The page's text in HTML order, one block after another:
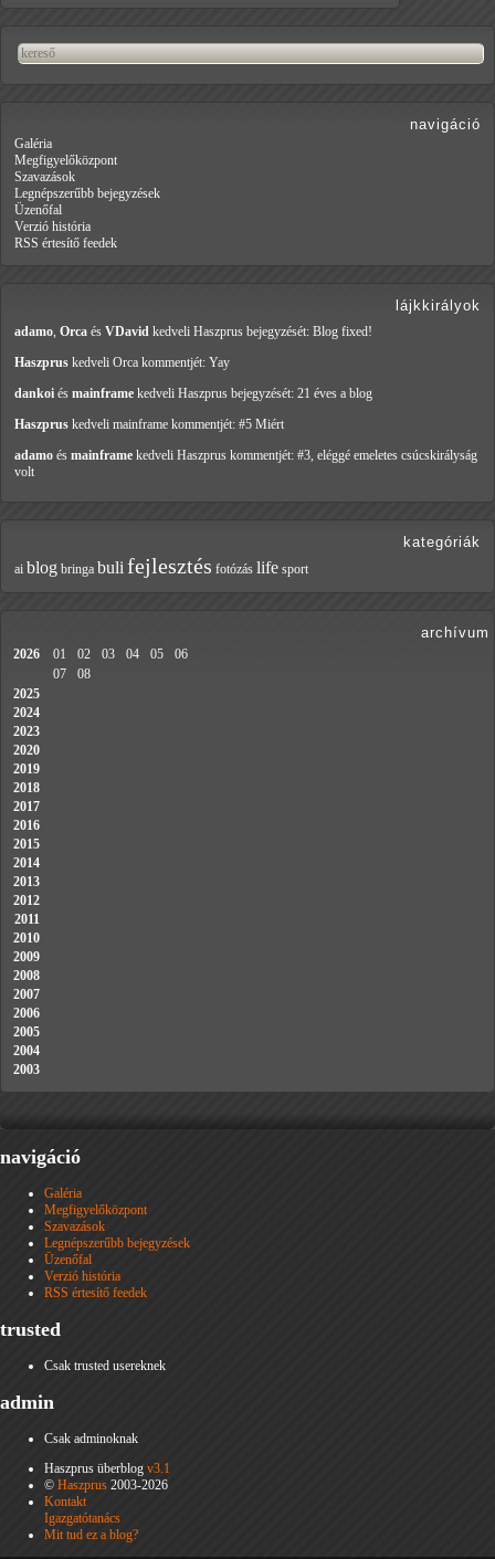
navigáció
Galéria
Megfigyelőközpont
Szavazások
Legnépszerűbb bejegyzések
Üzenőfal
Verzió história
RSS értesítő feedek
lájkkirályok
adamo, Orca és VDavid kedveli Haszprus bejegyzését: Blog fixed!
Haszprus kedveli Orca kommentjét: Yay
dankoi és mainframe kedveli Haszprus bejegyzését: 21 éves a blog
Haszprus kedveli mainframe kommentjét: #5 Miért
adamo és mainframe kedveli Haszprus kommentjét: #3, eléggé emeletes csúcskirályság
volt
kategóriák
ai blog bringa buli fejlesztés fotózás life sport
archívum
2026 01 02 03 04 05
06
07
08
2025
2024
2023
2020
2019
2018
2017
2016
2015
2014
2013
2012
2011
2010
2009
2008
2007
2006
2005
2004
2003
navigáció
Galéria
Megfigyelőközpont
Szavazások
Legnépszerűbb bejegyzések
Üzenőfal
Verzió história
RSS értesítő feedek
trusted
Csak trusted usereknek
admin
Csak adminoknak
Haszprus überblog v3.1
© Haszprus 2003-2026
Kontakt
Igazgatótanács
Mit tud ez a blog?